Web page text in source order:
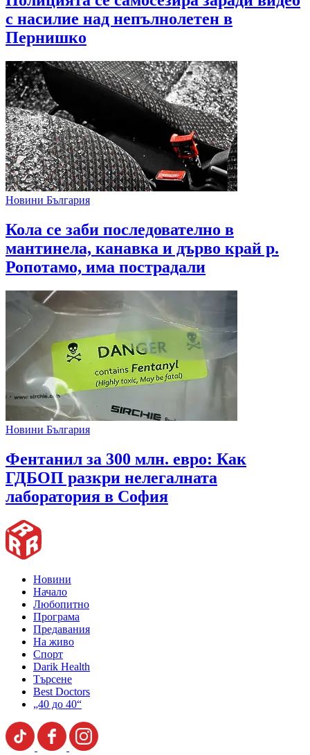
с насилие над непълнолетен в
Пернишко
Новини България
Кола се заби последователно в
мантинела, канавка и дърво край р.
Ропотамо, има пострадали
Новини България
Фентанил за 300 млн. евро: Как
ГДБОП разкри нелегалната
лаборатория в София
Новини
Начало
Любопитно
Програма
Предавания
На живо
Спорт
Darik Health
Търсене
Best Doctors
„40 до 40“